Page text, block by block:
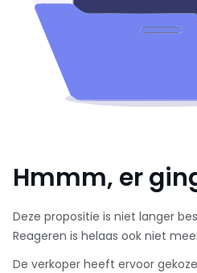
Hmmm, er
Deze propositie is niet langer
Reageren is helaas ook niet
De verkoper heeft ervoor